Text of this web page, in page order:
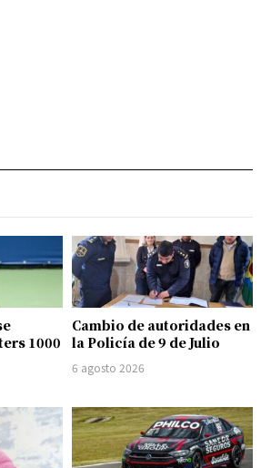
1000
Cambio de autoridades en
la Policía de 9 de Julio
6 agosto 2026